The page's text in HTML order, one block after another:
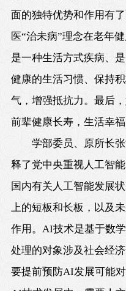
面的独特优势和作用有
医“治未病”理念在老年
是一种生活方式疾病、
健康的生活习惯、保持
气，增强抵抗力。最后
前辈健康长寿，生活幸福
学部委员、原所长
释了党中央重视人工智
国内有关人工智能发展
上的短板和长板，以及
作用。AI技术是基于数
处理的对象涉及社会经
要提前预防AI发展可能